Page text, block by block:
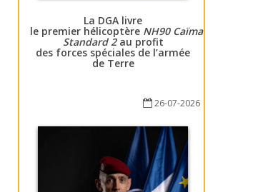
La DGA livre
le premier hélicoptère NH90 Caïman
Standard 2au profit
des forces spéciales de l’armée
de Terre
26-07-2026